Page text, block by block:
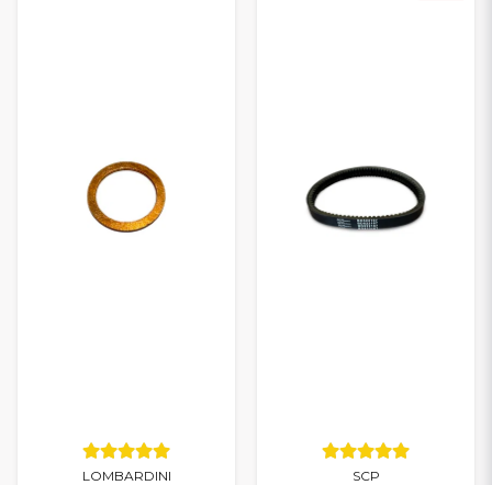
LOMBARDINI
SCP